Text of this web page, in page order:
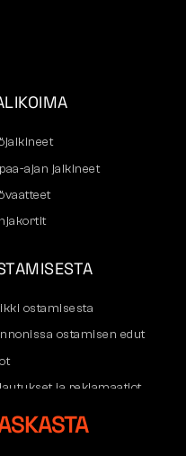
ajan jalkineet
ostamisesta
ostamisen edut
ja reklamaatiot
ja maksu